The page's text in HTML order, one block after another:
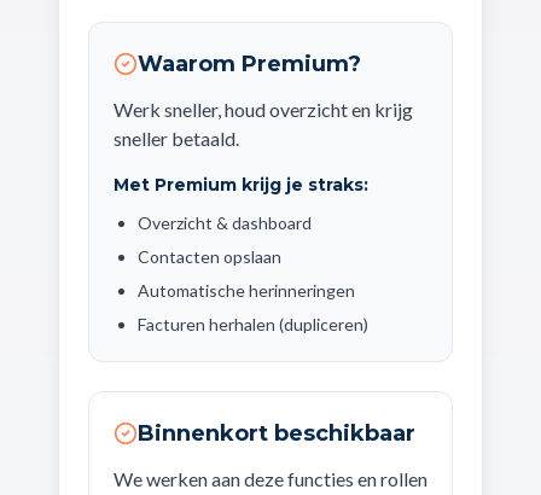
Waarom Premium?
Werk sneller, houd overzicht en krijg
sneller betaald.
Met Premium krijg je straks:
Overzicht & dashboard
Contacten opslaan
Automatische herinneringen
Facturen herhalen (dupliceren)
Binnenkort beschikbaar
We werken aan deze functies en rollen